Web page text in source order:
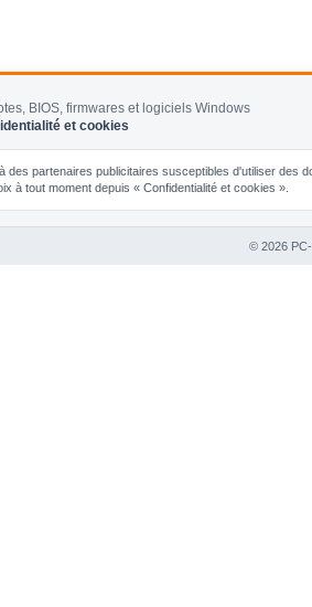
BIOS, firmwares et logiciels Windows
et cookies
des partenaires publicitaires susceptibles d'utiliser
à tout moment depuis « Confidentialité et cookies ».
© 2026